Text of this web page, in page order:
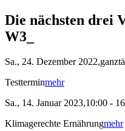
Die nächsten drei
W3_
Sa., 24. Dezember
Testterminmehr
Sa., 14. Januar 2023,10:00 -
Klimagerechte Ernährungmehr